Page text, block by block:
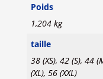
Poids
1,204 kg
taille
38 (XS), 42 (S), 44
(XL), 56 (XXL)